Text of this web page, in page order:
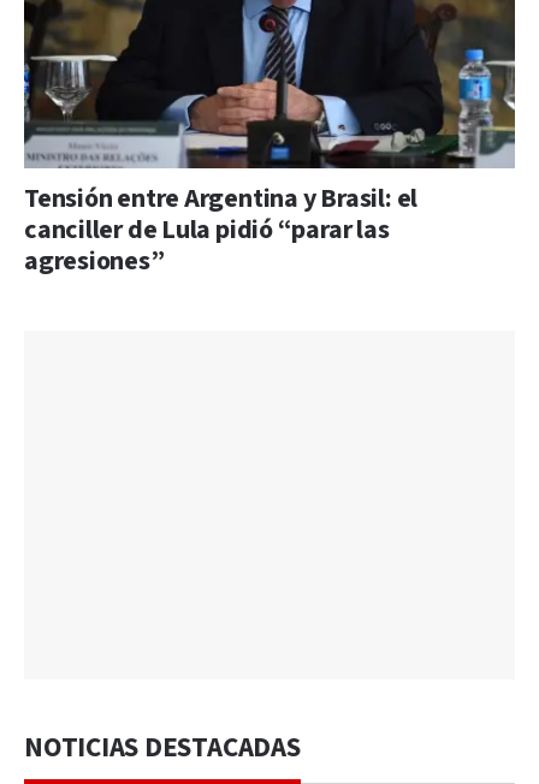
Tensión entre Argentina y Brasil: el
canciller de Lula pidió “parar las
agresiones”
NOTICIAS DESTACADAS